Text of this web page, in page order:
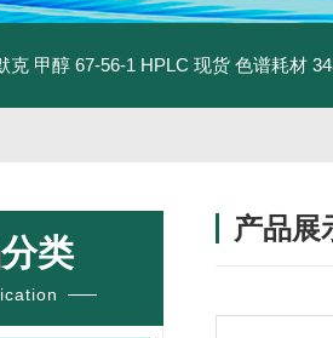
克 甲醇 67-56-1 HPLC 现货 色谱耗材
类
产品展